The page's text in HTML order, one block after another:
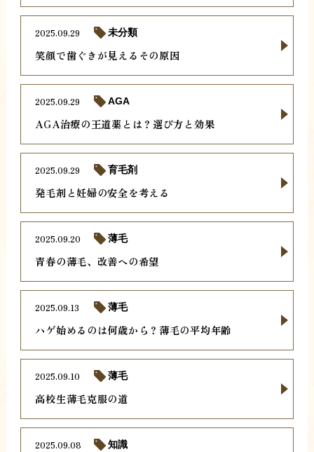
笑顔で歯ぐきが見えるその原因
2025.09.29 未分類
AGA治療の王道薬とは？選び方と効果
2025.09.29 AGA
発毛剤と妊婦の安全を考える
2025.09.29 育毛剤
青春の薄毛、改善への希望
2025.09.20 薄毛
ハゲ始めるのは何歳から？薄毛の平均年齢
2025.09.13 薄毛
高校生薄毛克服の道
2025.09.10 薄毛
2025.09.08 知識